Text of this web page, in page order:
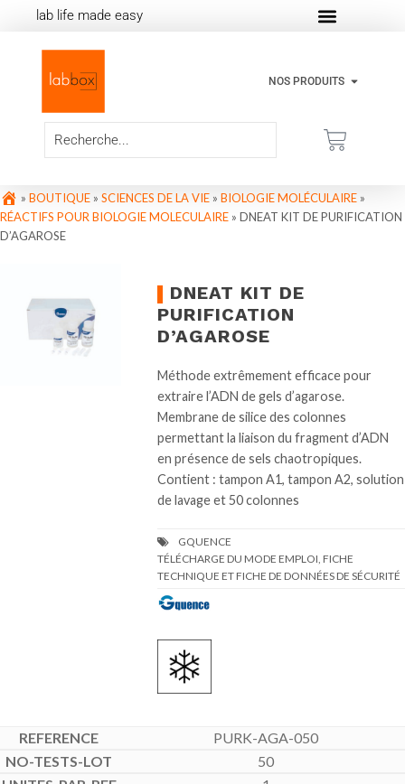
lab life made easy
NOS PRODUITS
» BOUTIQUE » SCIENCES DE LA VIE » BIOLOGIE MOLÉCULAIRE »
RÉACTIFS POUR BIOLOGIE MOLECULAIRE » DNEAT KIT DE PURIFICATION
D’AGAROSE
DNEAT KIT DE
PURIFICATION
D’AGAROSE
Méthode extrêmement efficace pour
extraire l’ADN de gels d’agarose.
Membrane de silice des colonnes
permettant la liaison du fragment d’ADN
en présence de sels chaotropiques.
Contient : tampon A1, tampon A2, solution
de lavage et 50 colonnes
TÉLÉCHARGE DU MODE EMPLOI, FICHE
TECHNIQUE ET FICHE DE DONNÉES DE SÉCURITÉ
PURK-AGA-050
50